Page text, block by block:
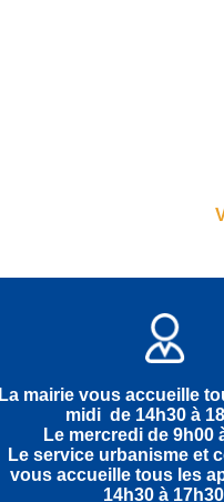
La mairie vous accueille
midi de 14h30 à
Le mercredi de 9h00
Le service urbanisme et
vous accueille tous les
14h30 à